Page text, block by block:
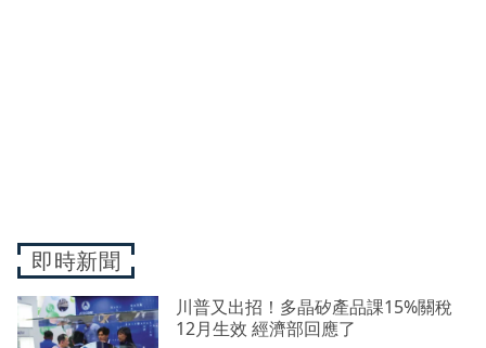
即時新聞
川普又出招！多晶矽產品課15%關稅
12月生效 經濟部回應了